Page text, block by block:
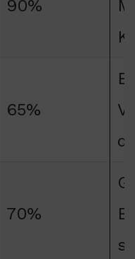
90%
65%
70%